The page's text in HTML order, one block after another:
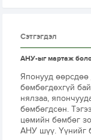
Сэтгэгдэл
АНУ-ыг мартаж
Японууд өөрсдөө
бөмбөгдөхгүй
нялзаа,
бөмбөгдсөн.
цөмийн бөмбөг
АНУ шүү. Үүнийг